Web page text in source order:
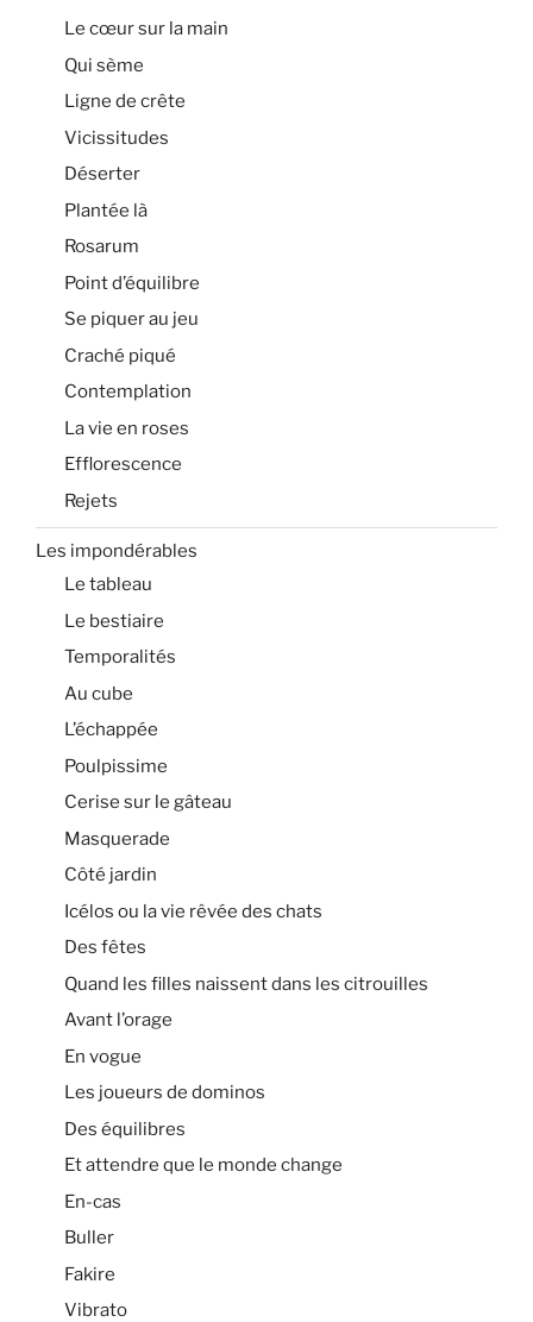
Le cœur sur la main
Qui sème
Ligne de crête
Vicissitudes
Déserter
Plantée là
Rosarum
Point d’équilibre
Se piquer au jeu
Craché piqué
Contemplation
La vie en roses
Efflorescence
Rejets
Les impondérables
Le tableau
Le bestiaire
Temporalités
Au cube
L’échappée
Poulpissime
Cerise sur le gâteau
Masquerade
Côté jardin
Icélos ou la vie rêvée des chats
Des fêtes
Quand les filles naissent dans les citrouilles
Avant l’orage
En vogue
Les joueurs de dominos
Des équilibres
Et attendre que le monde change
En-cas
Buller
Fakire
Vibrato